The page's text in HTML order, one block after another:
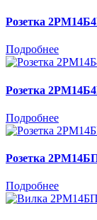
Розетка
Подробнее
Розетка
Подробнее
Розетка
Подробнее